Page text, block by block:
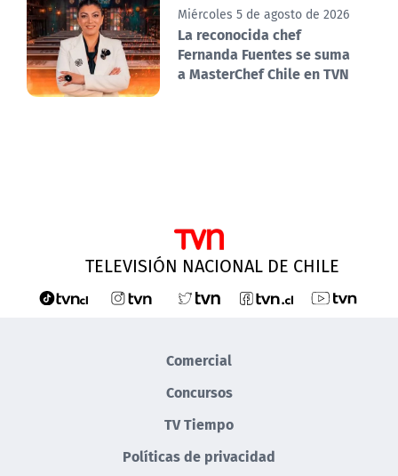
Miércoles 5 de agosto de 2026
La reconocida chef
Fernanda Fuentes se suma
a MasterChef Chile en TVN
TELEVISIÓN NACIONAL DE CHILE
Comercial
Concursos
TV Tiempo
Políticas de privacidad